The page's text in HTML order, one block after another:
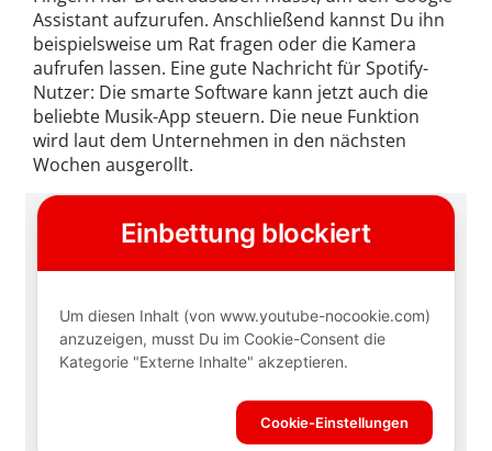
Assistant aufzurufen. Anschließend kannst Du ihn
beispielsweise um Rat fragen oder die Kamera
aufrufen lassen. Eine gute Nachricht für Spotify-
Nutzer: Die smarte Software kann jetzt auch die
beliebte Musik-App steuern. Die neue Funktion
wird laut dem Unternehmen in den nächsten
Wochen ausgerollt.